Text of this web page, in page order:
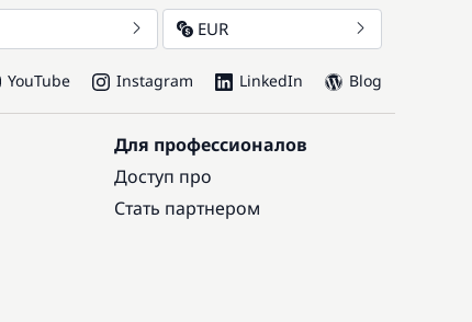
EUR
YouTube Instagram LinkedIn Blog
Для профессионалов
Доступ про
Стать партнером